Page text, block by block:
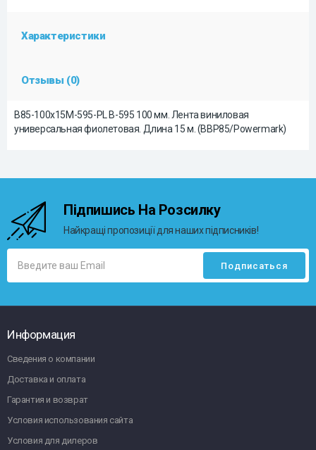
Характеристики
Отзывы (0)
B85-100x15M-595-PL B-595 100 мм. Лента виниловая
универсальная фиолетовая. Длина 15 м. (BBP85/Powermark)
Підпишись На Розсилку
Найкращі пропозиції для наших підписників!
Информация
Сведения о компании
Доставка и оплата
Гарантия и возврат
Условия использования сайта
Условия для дилеров